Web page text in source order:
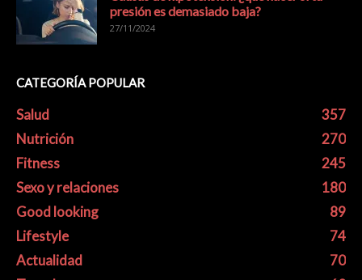
presión es demasiado baja?
27/11/2024
CATEGORÍA POPULAR
Salud
357
Nutrición
270
Fitness
245
Sexo y relaciones
180
Good looking
89
Lifestyle
74
Actualidad
70